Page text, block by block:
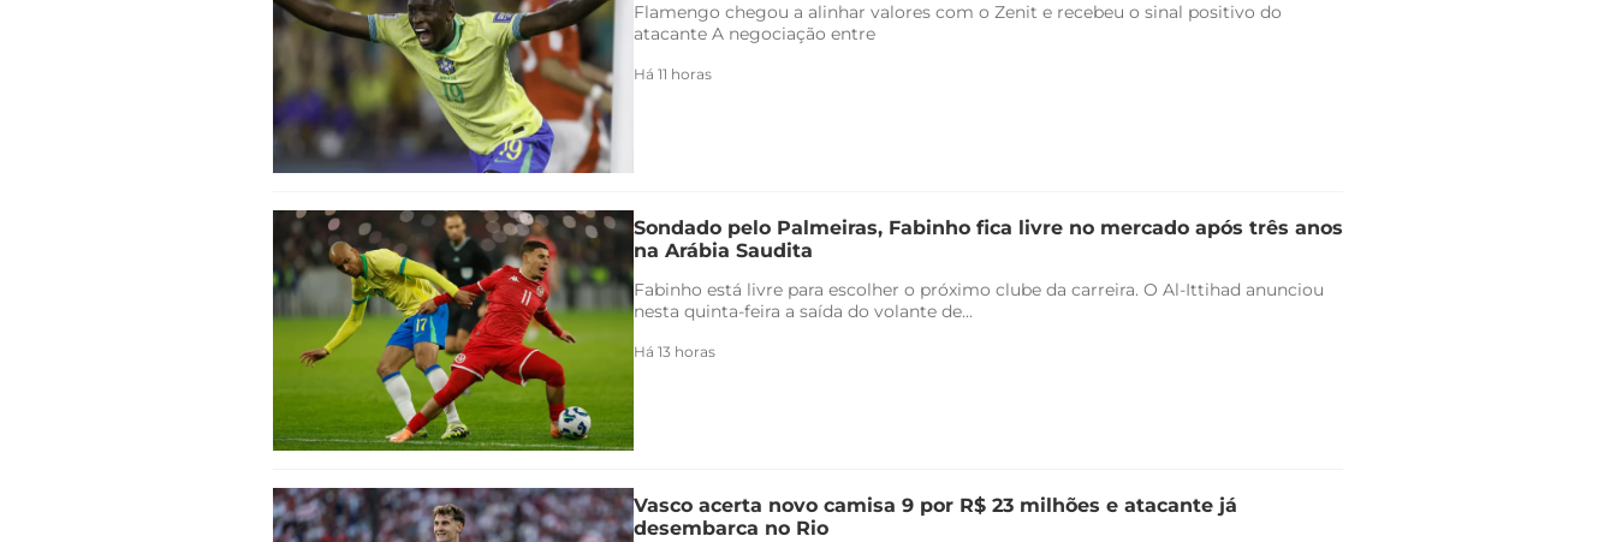
Flamengo chegou a alinhar valores com o Zenit e recebeu o sinal positivo do
atacante A negociação entre
Há 11 horas
Sondado pelo Palmeiras, Fabinho fica livre no mercado após três anos
na Arábia Saudita
Fabinho está livre para escolher o próximo clube da carreira. O Al-Ittihad anunciou
nesta quinta-feira a saída do volante de...
Há 13 horas
Vasco acerta novo camisa 9 por R$ 23 milhões e atacante já
desembarca no Rio